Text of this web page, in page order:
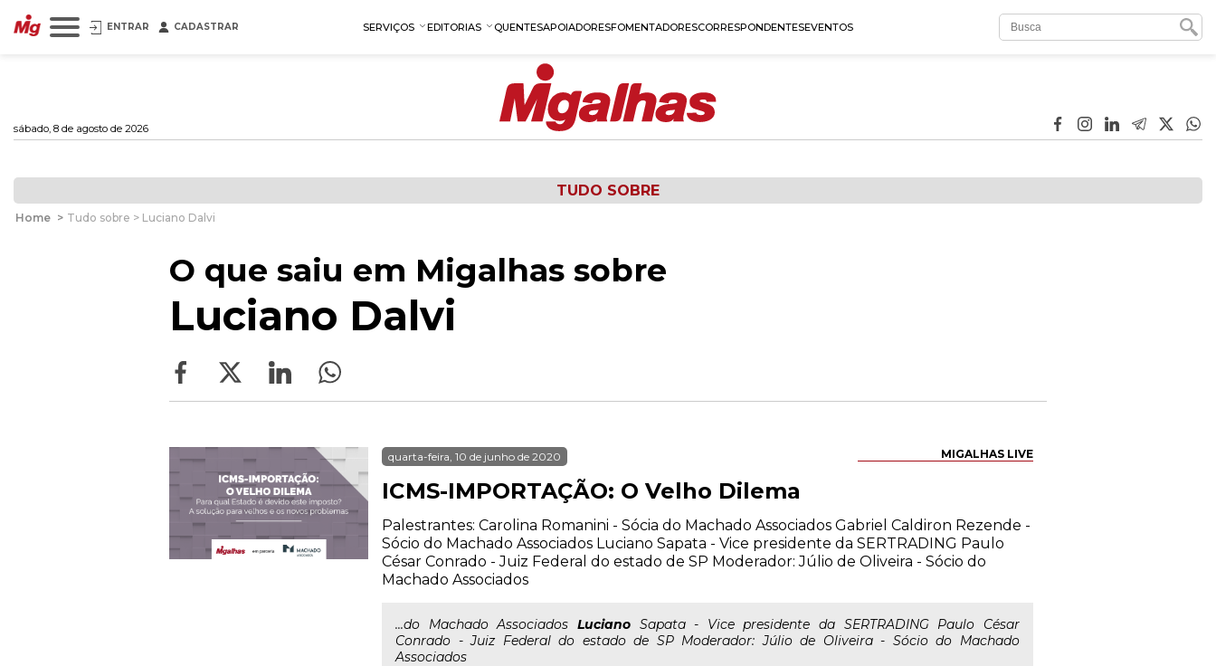
ENTRAR CADASTRAR SERVIÇOS EDITORIAS QUENTESAPOIADORESFOMENTADORESCORRESPONDENTESEVENTOS
sábado, 8 de agosto de 2026
TUDO SOBRE
Home > Tudo sobre > Luciano Dalvi
O que saiu em Migalhas sobre
Luciano Dalvi
MIGALHAS LIVE
quarta-feira, 10 de junho de 2020
ICMS-IMPORTAÇÃO: O Velho Dilema
Palestrantes: Carolina Romanini - Sócia do Machado Associados Gabriel Caldiron Rezende -
Sócio do Machado Associados Luciano Sapata - Vice presidente da SERTRADING Paulo
César Conrado - Juiz Federal do estado de SP Moderador: Júlio de Oliveira - Sócio do
Machado Associados
...do Machado Associados LucianoSapata - Vice presidente da SERTRADING Paulo César
Conrado - Juiz Federal do estado de SP Moderador: Júlio de Oliveira - Sócio do Machado
Associados